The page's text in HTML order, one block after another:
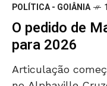
POLÍTICA - GOIÂNIA
O pedido de
para 2026
Articulação